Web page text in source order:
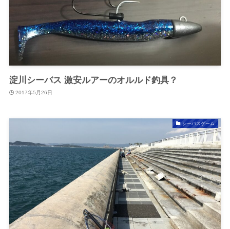
淀川シーバス 激安ルアーのオルルド釣具？
2017年5月26日
シーバスゲーム